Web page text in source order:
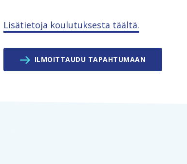
Lisätietoja koulutuksesta täältä.
ILMOITTAUDU TAPAHTUMAAN